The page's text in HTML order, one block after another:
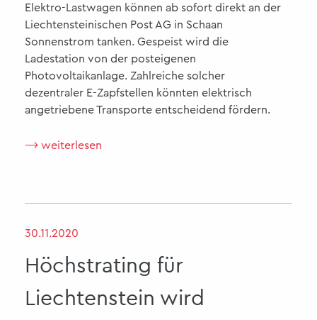
Elektro-Lastwagen können ab sofort direkt an der
Liechtensteinischen Post AG in Schaan
Sonnenstrom tanken. Gespeist wird die
Ladestation von der posteigenen
Photovoltaikanlage. Zahlreiche solcher
dezentraler E-Zapfstellen könnten elektrisch
angetriebene Transporte entscheidend fördern.
⟶ weiterlesen
30.11.2020
Höchstrating für
Liechtenstein wird